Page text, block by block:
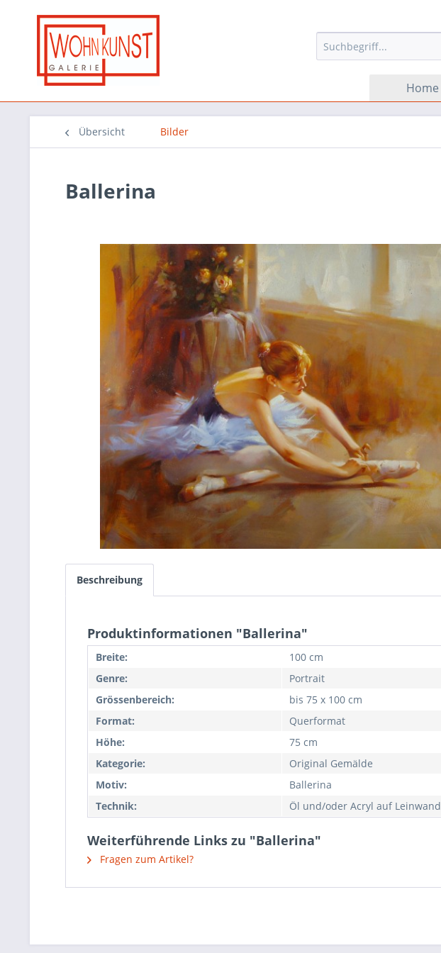
Home
Übersicht Bilder
Ballerina
Beschreibung
Produktinformationen "Ballerina"
Breite:
100 cm
Genre:
Portrait
Grössenbereich:
bis 75 x 100 cm
Format:
Querformat
Höhe:
75 cm
Kategorie:
Original Gemälde
Motiv:
Ballerina
Technik:
Öl und/oder Acryl auf Leinwand
Weiterführende Links zu "Ballerina"
Fragen zum Artikel?